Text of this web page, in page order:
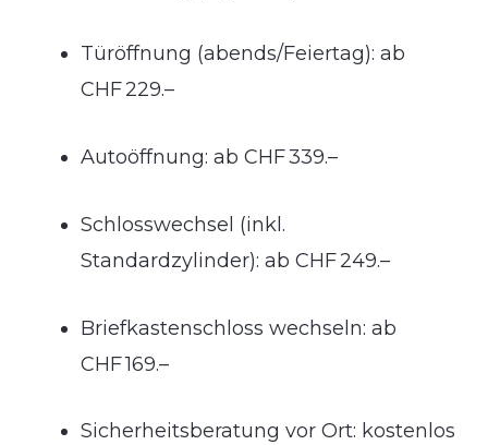
Türöffnung (abends/Feiertag): ab
CHF 229.–
Autoöffnung: ab CHF 339.–
Schlosswechsel (inkl.
Standardzylinder): ab CHF 249.–
Briefkastenschloss wechseln: ab
CHF 169.–
Sicherheitsberatung vor Ort: kostenlos